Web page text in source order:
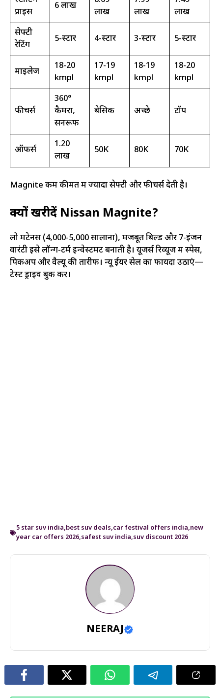
प्राइस
₹6 लाख
लाख
लाख
लाख
सेफ्टी
रेटिंग
5-स्टार 4-स्टार 3-स्टार 5-स्टार
माइलेज
18-20
kmpl
17-19
kmpl
18-19
kmpl
18-20
kmpl
फीचर्स
360°
कैमरा,
सनरूफ
बेसिक अच्छे टॉप
ऑफर्स
₹1.20
लाख
₹50K ₹80K ₹70K
Magnite कम कीमत में ज्यादा सेफ्टी और फीचर्स देती है।
क्यों खरीदें Nissan Magnite?
लो मेंटेनेंस (₹4,000-5,000 सालाना), मजबूत बिल्ड और 7-इंजन
वारंटी इसे लॉन्ग-टर्म इन्वेस्टमेंट बनाती है। यूजर्स रिव्यूज में स्पेस,
पिकअप और वैल्यू की तारीफ। न्यू ईयर सेल का फायदा उठाएं—
टेस्ट ड्राइव बुक करें।
5 star suv india,best suv deals,car festival offers india,new
year car offers 2026,safest suv india,suv discount 2026
NEERAJ